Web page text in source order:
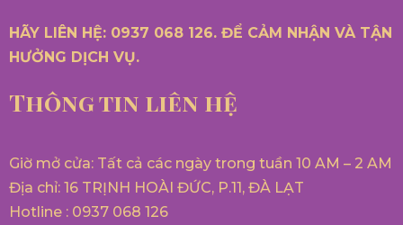
HÃY LIÊN HỆ: 0937 068 126. ĐỂ CẢM NHẬN VÀ TẬN
HƯỞNG DỊCH VỤ.
Thông tin liên hệ
Giờ mở cửa: Tất cả các ngày trong tuần 10 AM – 2 AM
Địa chỉ: 16 TRỊNH HOÀI ĐỨC, P.11, ĐÀ LẠT
Hotline : 0937 068 126